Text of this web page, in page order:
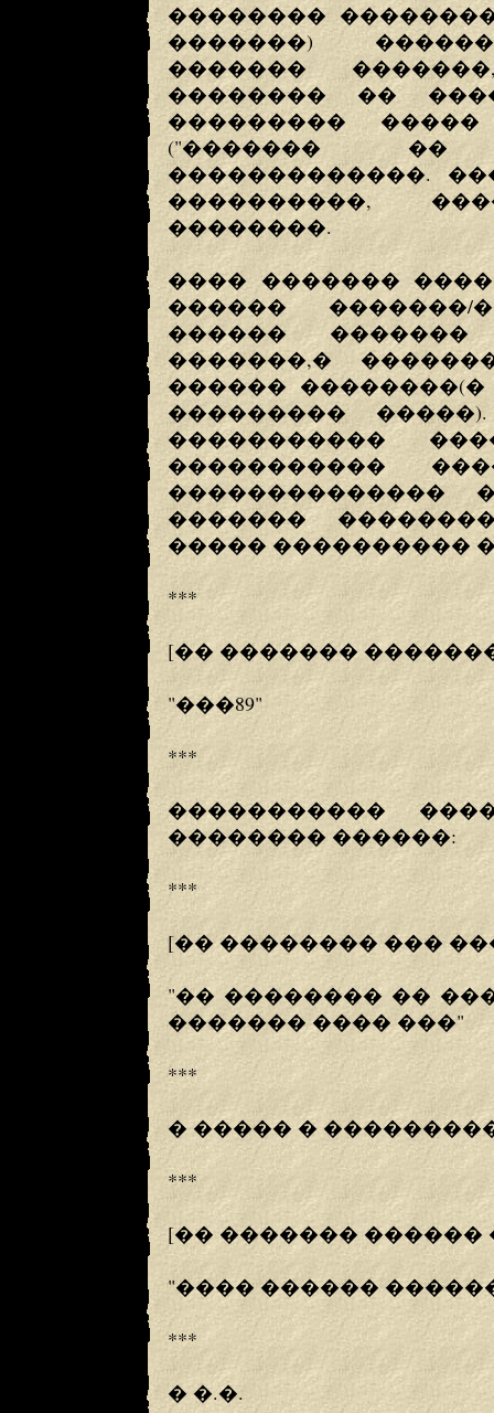
��������
�������)
�������
�������� ��
���������
("������� ��
�������������.
����������,
��������.
���� �������
������
������
�������,�
������
���������
�����������
�����������
��������������
�������
����� ����������
***
[�� �������
"���89"
***
�����������
�������� ������:
***
[�� �������� ���
"�� �������� ��
������� ���� ���"
***
� ����� �
***
[�� ������� ������
"���� ������
***
� �.�.